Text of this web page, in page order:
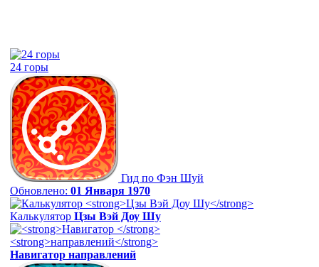
24 горы
Гид по Фэн Шуй
Обновлено: 01 Января 1970
Калькулятор Цзы Вэй Доу Шу
Навигатор направлений